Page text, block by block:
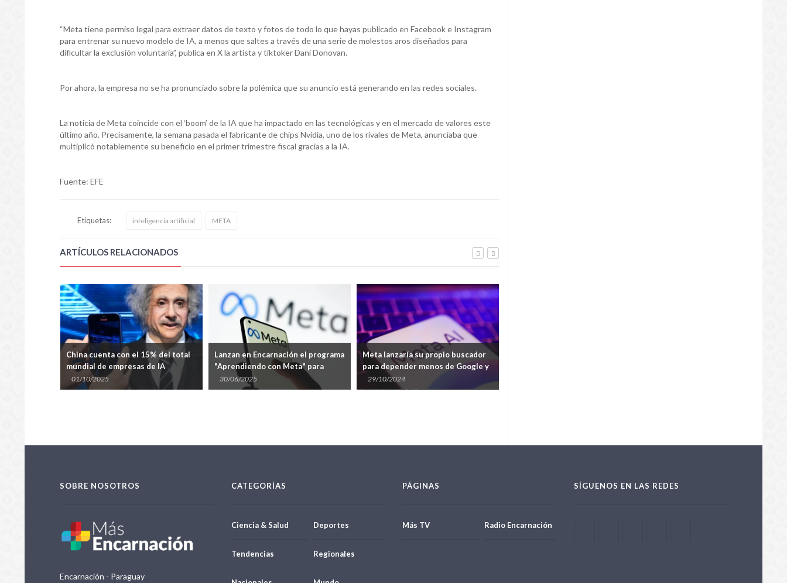
“Meta tiene permiso legal para extraer datos de texto y fotos de todo lo que hayas publicado en Facebook e Instagram
para entrenar su nuevo modelo de IA, a menos que saltes a través de una serie de molestos aros diseñados para
dificultar la exclusión voluntaria”, publica en X la artista y tiktoker Dani Donovan.
Por ahora, la empresa no se ha pronunciado sobre la polémica que su anuncio está generando en las redes sociales.
La noticia de Meta coincide con el ‘boom’ de la IA que ha impactado en las tecnológicas y en el mercado de valores este
último año. Precisamente, la semana pasada el fabricante de chips Nvidia, uno de los rivales de Meta, anunciaba que
multiplicó notablemente su beneficio en el primer trimestre fiscal gracias a la IA.
Fuente: EFE
Etiquetas: inteligencia artificial META
ARTÍCULOS RELACIONADOS
China cuenta con el 15% del total
mundial de empresas de IA
01/10/2025
Lanzan en Encarnación el programa
"Aprendiendo con Meta" para
emprendedores
30/06/2025
Meta lanzaría su propio buscador
para depender menos de Google y
Microsoft
29/10/2024
SOBRE NOSOTROS
Encarnación - Paraguay
CATEGORÍAS
Ciencia & Salud Deportes
Tendencias Regionales
PÁGINAS
Más TV Radio Encarnación
SÍGUENOS EN LAS REDES